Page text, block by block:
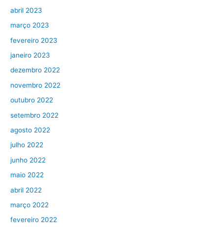
abril 2023
março 2023
fevereiro 2023
janeiro 2023
dezembro 2022
novembro 2022
outubro 2022
setembro 2022
agosto 2022
julho 2022
junho 2022
maio 2022
abril 2022
março 2022
fevereiro 2022